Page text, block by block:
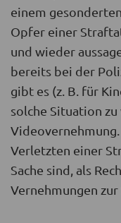
einem
Opfer einer
und wieder
bereits bei der
gibt es (z. B. für
solche Situation
Verletzten einer
Sache sind, als
Vernehmungen zur